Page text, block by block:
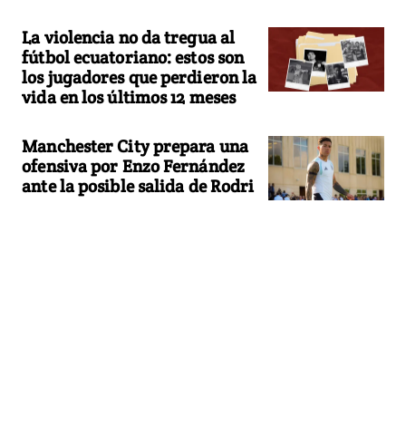
La violencia no da tregua al
fútbol ecuatoriano: estos son
los jugadores que perdieron la
vida en los últimos 12 meses
Manchester City prepara una
ofensiva por Enzo Fernández
ante la posible salida de Rodri